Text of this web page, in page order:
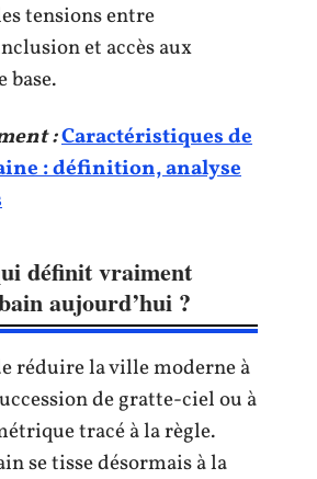
tensions entre
et accès aux
base.
:Caractéristiques de
: définition, analyse
définit vraiment
aujourd’hui ?
réduire la ville moderne à
de gratte-ciel ou à
tracé à la règle.
se tisse désormais à la